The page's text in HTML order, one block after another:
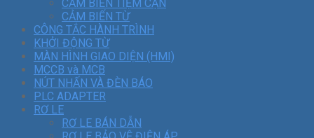
CẢM BIẾN TIỆM CẬN
CẢM BIẾN TỪ
CÔNG TẮC HÀNH TRÌNH
KHỞI ĐỘNG TỪ
MÀN HÌNH GIAO DIỆN (HMI)
MCCB và MCB
NÚT NHẤN VÀ ĐÈN BÁO
PLC ADAPTER
RƠ LE
RƠ LE BÁN DẪN